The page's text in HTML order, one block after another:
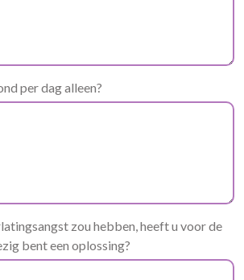
per dag alleen?
zou hebben, heeft u voor de
bent een oplossing?